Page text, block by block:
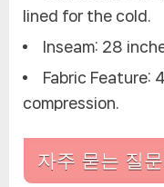
lined for the cold.
Inseam: 28
Fabric Feature:
compression.
자주 묻는 질